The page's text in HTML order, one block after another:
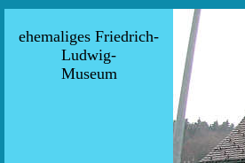
ehemaliges Friedrich-
Ludwig-
Museum